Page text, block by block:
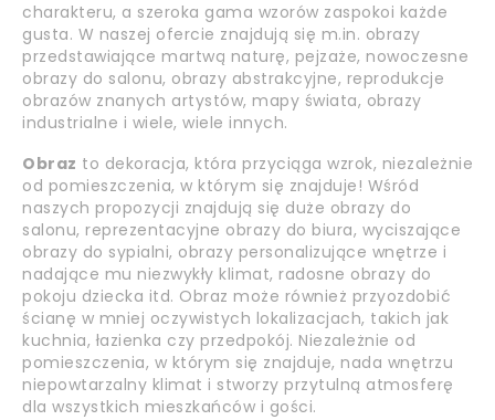
charakteru, a szeroka gama wzorów zaspokoi każde
gusta. W naszej ofercie znajdują się m.in. obrazy
przedstawiające martwą naturę, pejzaże, nowoczesne
obrazy do salonu, obrazy abstrakcyjne, reprodukcje
obrazów znanych artystów, mapy świata, obrazy
industrialne i wiele, wiele innych.
Obraz to dekoracja, która przyciąga wzrok, niezależnie
od pomieszczenia, w którym się znajduje! Wśród
naszych propozycji znajdują się duże obrazy do
salonu, reprezentacyjne obrazy do biura, wyciszające
obrazy do sypialni, obrazy personalizujące wnętrze i
nadające mu niezwykły klimat, radosne obrazy do
pokoju dziecka itd. Obraz może również przyozdobić
ścianę w mniej oczywistych lokalizacjach, takich jak
kuchnia, łazienka czy przedpokój. Niezależnie od
pomieszczenia, w którym się znajduje, nada wnętrzu
niepowtarzalny klimat i stworzy przytulną atmosferę
dla wszystkich mieszkańców i gości.